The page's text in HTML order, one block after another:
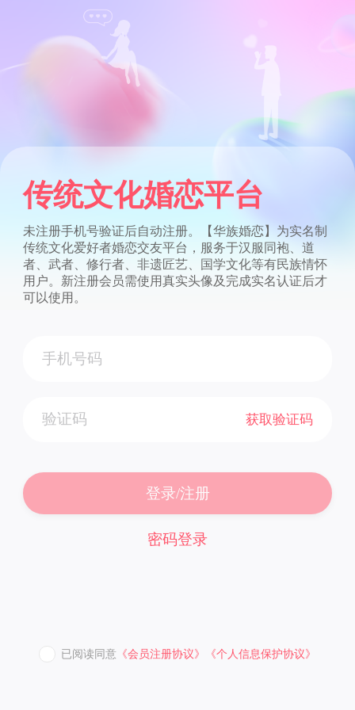
传统文化婚恋平台
未注册手机号验证后自动注册。【华族婚恋】为实名制
传统文化爱好者婚恋交友平台，服务于汉服同袍、道
者、武者、修行者、非遗匠艺、国学文化等有民族情怀
用户。新注册会员需使用真实头像及完成实名认证后才
可以使用。
获取验证码
登录/注册
密码登录
已阅读同意 《会员注册协议》 《个人信息保护协议》